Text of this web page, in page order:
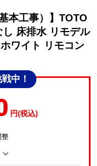
本工事）】TOTO
し 床排水 リモデル
ワイト リモコン
中！
円(税込)
整